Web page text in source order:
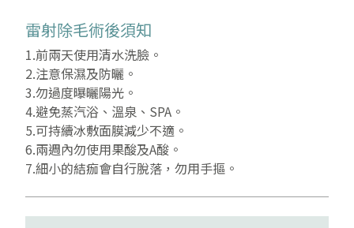
雷射除毛術後須知
1.前兩天使用清水洗臉。
2.注意保濕及防曬。
3.勿過度曝曬陽光。
4.避免蒸汽浴、溫泉、SPA。
5.可持續冰敷面膜減少不適。
6.兩週內勿使用果酸及A酸。
7.細小的結痂會自行脫落，勿用手摳。